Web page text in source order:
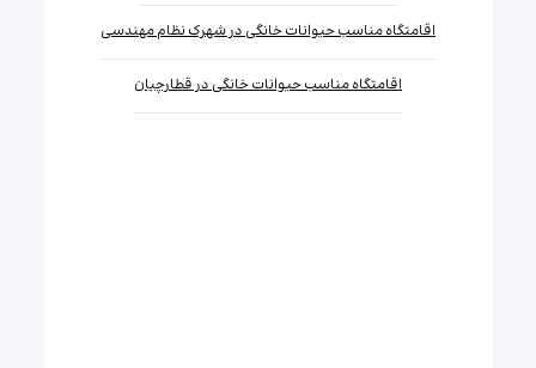
اقامتگاه مناسب حیوانات خانگی در شهرک نظام مهندسی
اقامتگاه مناسب حیوانات خانگی در قطارچیان